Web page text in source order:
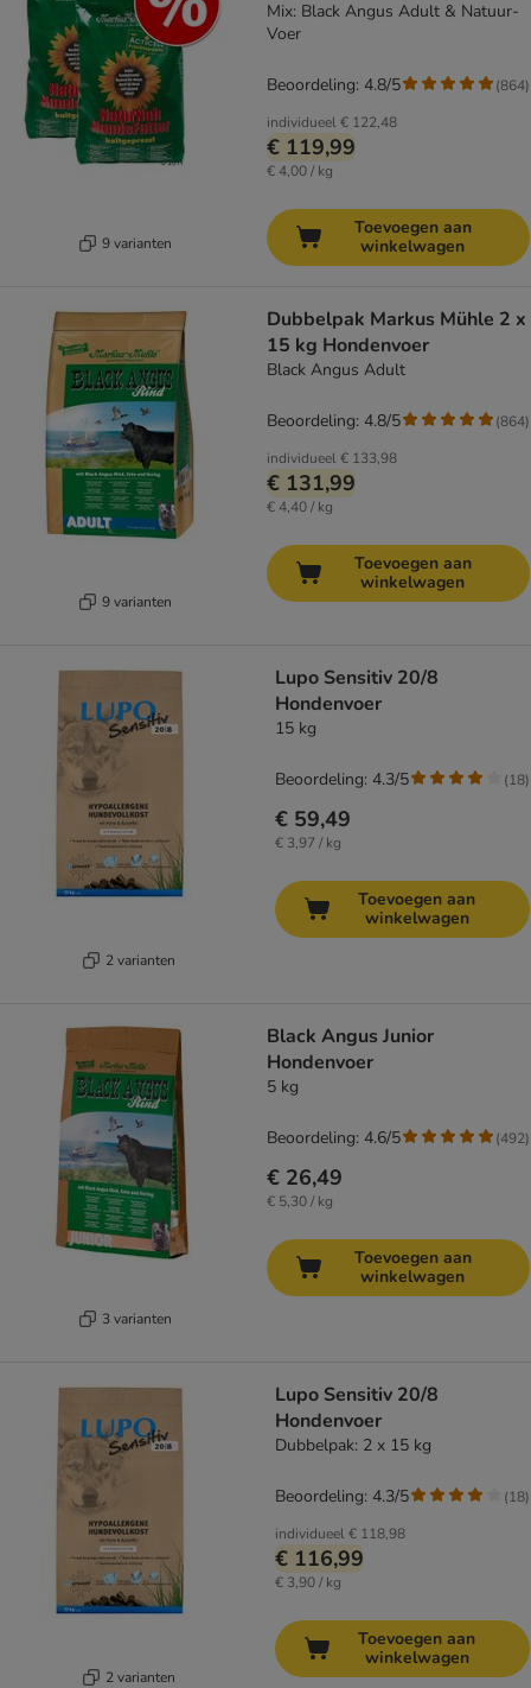
9 varianten
Mix: Black Angus Adult & Natuur-
Voer
individueel€ 122,48
€ 119,99
€ 4,00 / kg
Beoordeling: 4.8/5 (864)
Toevoegen aan
winkelwagen
9 varianten
Dubbelpak Markus Mühle 2 x
15 kg Hondenvoer
Black Angus Adult
individueel€ 133,98
€ 131,99
€ 4,40 / kg
Beoordeling: 4.8/5 (864)
Toevoegen aan
winkelwagen
2 varianten
Lupo Sensitiv 20/8
Hondenvoer
15 kg
€ 59,49
€ 3,97 / kg
Beoordeling: 4.3/5 (18)
Toevoegen aan
winkelwagen
3 varianten
Black Angus Junior
Hondenvoer
5 kg
€ 26,49
€ 5,30 / kg
Beoordeling: 4.6/5 (492)
Toevoegen aan
winkelwagen
2 varianten
Lupo Sensitiv 20/8
Hondenvoer
Dubbelpak: 2 x 15 kg
individueel€ 118,98
€ 116,99
€ 3,90 / kg
Beoordeling: 4.3/5 (18)
Toevoegen aan
winkelwagen